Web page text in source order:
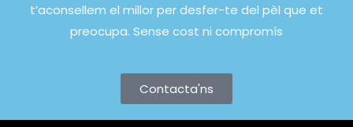
t’aconsellem el millor per desfer-te del pèl que et
preocupa. Sense cost ni compromís
Contacta'ns